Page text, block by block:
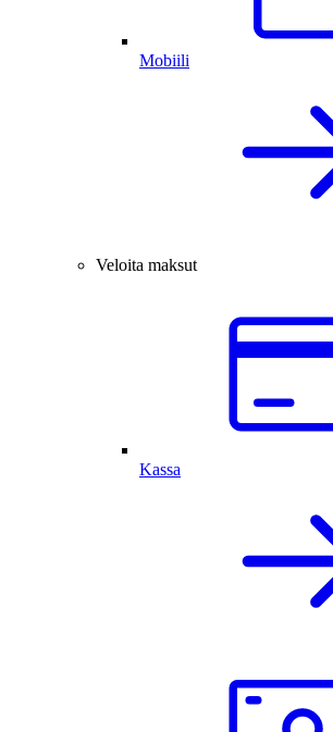
Mobiili
Veloita maksut
Kassa